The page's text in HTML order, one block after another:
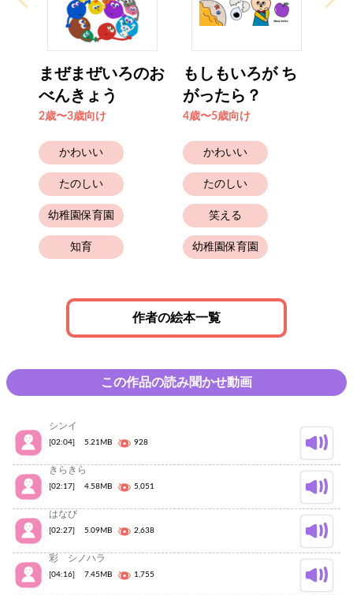
まぜまぜいろのお
べんきょう
2歳〜3歳向け
かわいい
たのしい
幼稚園保育園
知育
もしもいろが ち
がったら？
4歳〜5歳向け
かわいい
たのしい
笑える
幼稚園保育園
作者の絵本一覧
この作品の読み聞かせ動画
シンイ
[02:04] 5.21MB 928
きらきら
[02:17] 4.58MB 5,051
はなび
[02:27] 5.09MB 2,638
彩 シノハラ
[04:16] 7.45MB 1,755